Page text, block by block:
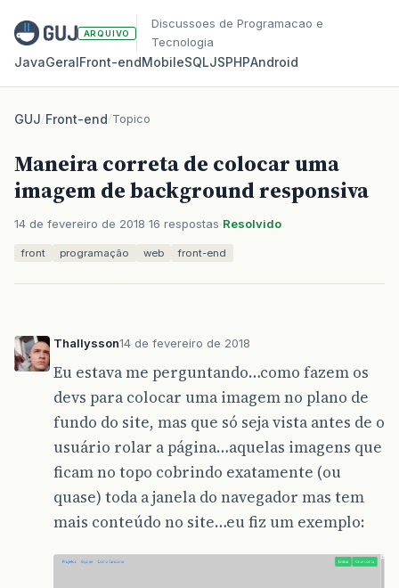
ARQUIVO
Discussoes de Programacao e
Tecnologia
JavaGeralFront‑endMobileSQLJSPHPAndroid
GUJ/Front-end/Topico
Maneira correta de colocar uma
imagem de background responsiva
14 de fevereiro de 2018 16 respostas Resolvido
front programação web front-end
Thallysson14 de fevereiro de 2018
Eu estava me perguntando…como fazem os
devs para colocar uma imagem no plano de
fundo do site, mas que só seja vista antes de o
usuário rolar a página…aquelas imagens que
ficam no topo cobrindo exatamente (ou
quase) toda a janela do navegador mas tem
mais conteúdo no site…eu fiz um exemplo: